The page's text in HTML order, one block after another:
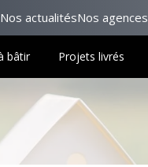
bâtir Projets livrés
Nos actualitésNos agences